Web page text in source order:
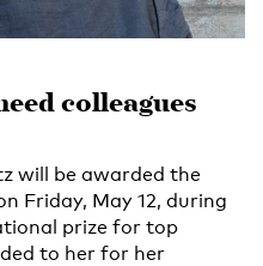
colleagues
will be awarded the
Friday, May 12, during
prize for top
to her for her